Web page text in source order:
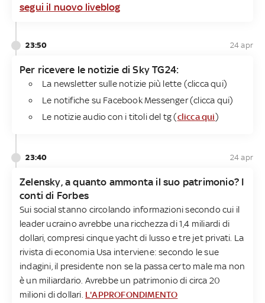
segui il nuovo liveblog
23:50 24 apr
Per ricevere le notizie di Sky TG24​:
La newsletter sulle notizie più lette (clicca qui)
Le notifiche su Facebook Messenger (clicca qui)
Le notizie audio con i titoli del tg (clicca qui)
23:40 24 apr
Zelensky, a quanto ammonta il suo patrimonio? I
conti di Forbes
Sui social stanno circolando informazioni secondo cui il
leader ucraino avrebbe una ricchezza di 1,4 miliardi di
dollari, compresi cinque yacht di lusso e tre jet privati. La
rivista di economia Usa interviene: secondo le sue
indagini, il presidente non se la passa certo male ma non
è un miliardario. Avrebbe un patrimonio di circa 20
milioni di dollari. L'APPROFONDIMENTO